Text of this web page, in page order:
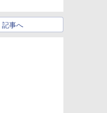
記事へ